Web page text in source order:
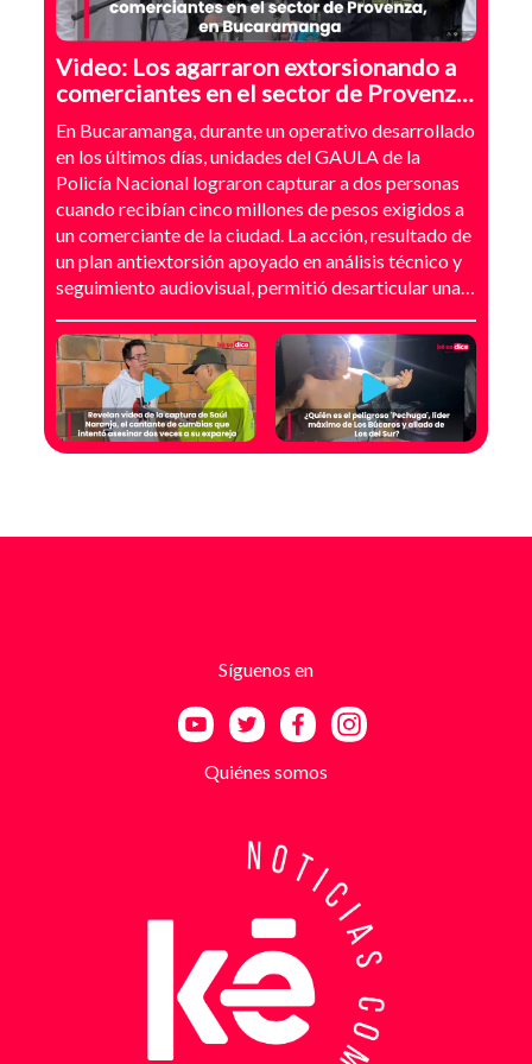
Video: Los agarraron extorsionando a
comerciantes en el sector de Provenza,
Bucaramanga
En Bucaramanga, durante un operativo desarrollado
en los últimos días, unidades del GAULA de la
Policía Nacional lograron capturar a dos personas
cuando recibían cinco millones de pesos exigidos a
un comerciante de la ciudad. La acción, resultado de
un plan antiextorsión apoyado en análisis técnico y
seguimiento audiovisual, permitió desarticular una
digitales, suplantación de grupos armados y presión
directa sobre establecimientos comerciales. La
investigación no comenzó con la captura, sino con el
temor de un comerciante que empezó a recibir
mensajes y llamadas en las que le exigían dinero a
a las amenazas. Las exigencias económicas variaban
entre uno y cinco millones de pesos, dependiendo de
la supuesta “capacidad de pago” de cada víctima. A
antiextorsión que se extendió por varios sectores
investigadores revisaron más de 200 cámaras de
seguridad públicas y privadas, además de analizar
cerca de 300 horas de grabaciones, con el objetivo
de reconstruir los movimientos de los sospechosos
y establecer patrones de comportamiento. Ese
seguimiento permitió identificar no solo el punto y
la modalidad de entrega del dinero, sino también la
posible existencia de otras víctimas que habrían
sido contactadas bajo el mismo esquema de
Síguenos en
Quiénes somos